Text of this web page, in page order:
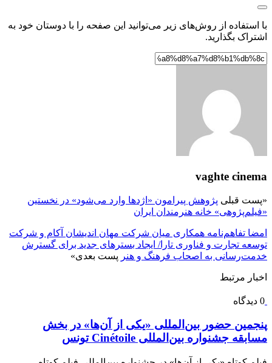
با استفاده از روش‌های زیر می‌توانید این صفحه را با دوستان خود به
اشتراک بگذارید.
vaghte cinema
«پست قبلی پژوهش پیرامون «اژدها وارد می‌شود» در نخستین
«فیلم‌پژوهی» خانه هنرمندان ایران
امضا تفاهم‌نامه همکاری میان شرکت مهان اندیشان آکام و شرکت
توسعه تجارت و فناوری تارا/ ایجاد بسترهای جدید برای گسترش
خدمت‌رسانی به اصحاب فرهنگ و هنر پست بعدی»
اخبار مرتبط
0 دیدگاه
پنجمین حضور بین‌المللی «یکی از آن‌ها» در بخش
مسابقه جشنواره بین‌المللی Cinétoile تونس